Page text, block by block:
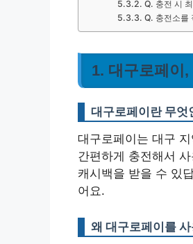
Q. 충전 시
Q. 충전소를
1. 대구로페이,
대구로페이란 무엇
대구로페이는 대구
간편하게 충전해서
캐시백을 받을 수 있
어요.
왜 대구로페이를